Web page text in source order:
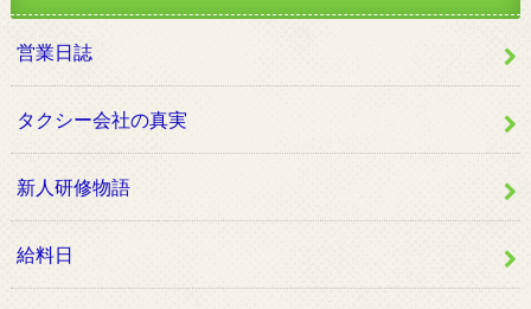
営業日誌
タクシー会社の真実
新人研修物語
給料日